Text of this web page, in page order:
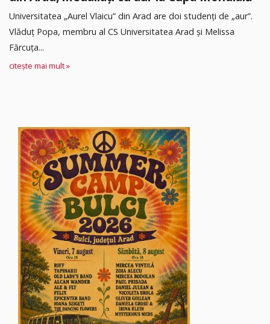
Universitatea „Aurel Vlaicu” din Arad are doi studenți de „aur”.
Vlăduț Popa, membru al CS Universitatea Arad și Melissa
Fărcuța...
citește mai mult »